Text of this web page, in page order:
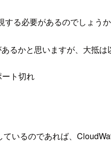
する必要があるのでしょう
るかと思いますが、大抵
ト切れ
いるのであれば、